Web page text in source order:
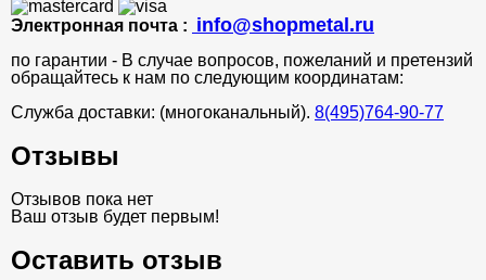
Электронная почта : info@shopmetal.ru
по гарантии - В случае вопросов, пожеланий и претензий
обращайтесь к нам по следующим координатам:
Служба доставки: (многоканальный). 8(495)764-90-77
Отзывы
Отзывов пока нет
Ваш отзыв будет первым!
Оставить отзыв